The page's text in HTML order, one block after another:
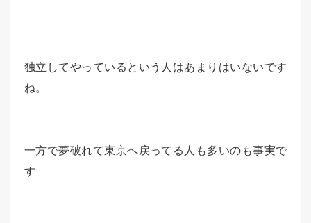
独立してやっているという人はあまりはいないです
ね。
一方で夢破れて東京へ戻ってる人も多いのも事実で
す